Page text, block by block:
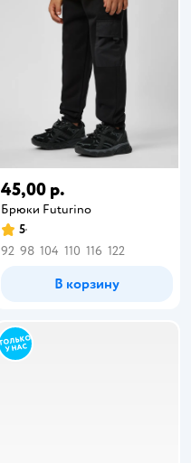
45,00 р.
Брюки Futurino
5
92 98 104 110 116 122
В корзину